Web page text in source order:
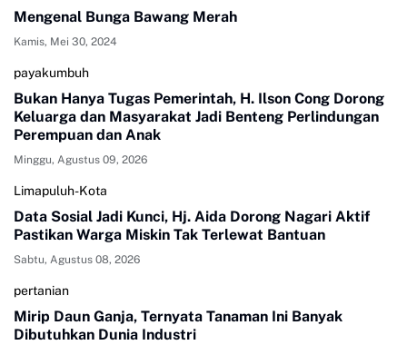
Mengenal Bunga Bawang Merah
Kamis, Mei 30, 2024
payakumbuh
Bukan Hanya Tugas Pemerintah, H. Ilson Cong Dorong
Keluarga dan Masyarakat Jadi Benteng Perlindungan
Perempuan dan Anak
Minggu, Agustus 09, 2026
Limapuluh-Kota
Data Sosial Jadi Kunci, Hj. Aida Dorong Nagari Aktif
Pastikan Warga Miskin Tak Terlewat Bantuan
Sabtu, Agustus 08, 2026
pertanian
Mirip Daun Ganja, Ternyata Tanaman Ini Banyak
Dibutuhkan Dunia Industri